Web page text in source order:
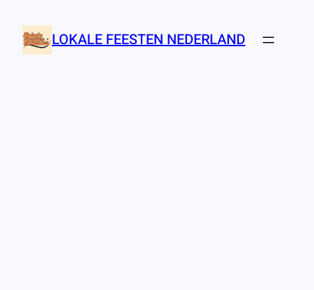
naar
LOKALE FEESTEN NEDERLAND